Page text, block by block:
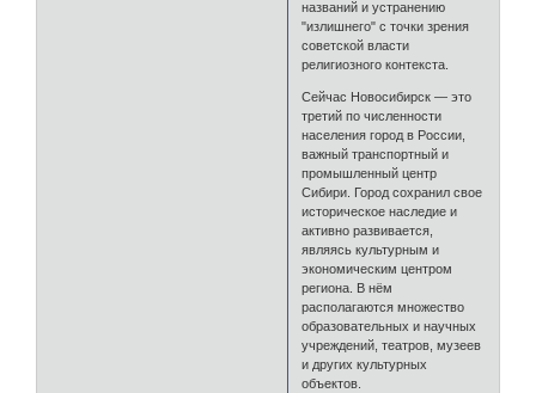
названий и устранению
"излишнего" с точки зрения
советской власти
религиозного контекста.
Сейчас Новосибирск — это
третий по численности
населения город в России,
важный транспортный и
промышленный центр
Сибири. Город сохранил свое
историческое наследие и
активно развивается,
являясь культурным и
экономическим центром
региона. В нём
располагаются множество
образовательных и научных
учреждений, театров, музеев
и других культурных
объектов.